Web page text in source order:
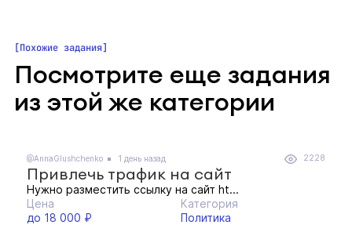
Похожие задания
Посмотрите еще задания
из этой же категории
@AnnaGlushchenko 1 день назад 2228
Привлечь трафик на сайт
Нужно разместить ссылку на сайт ht...
Цена
до 18 000 ₽
Категория
Политика